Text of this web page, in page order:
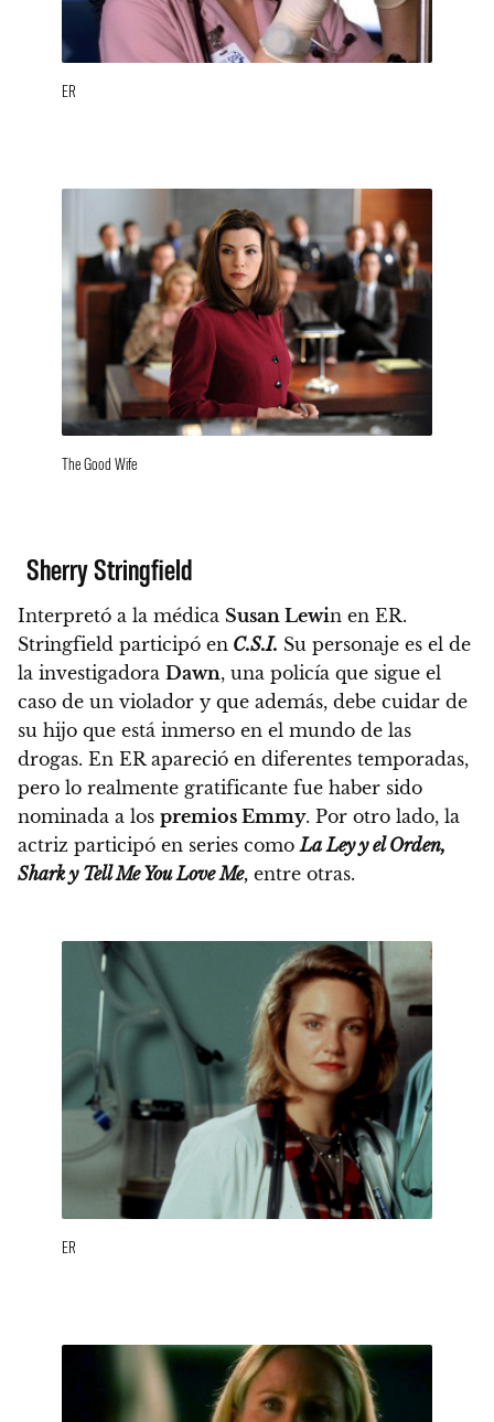
ER
The Good Wife
Sherry Stringfield
Interpretó a la médica Susan Lewin en ER.
Stringfield participó en C.S.I. Su personaje es el de
la investigadora Dawn, una policía que sigue el
caso de un violador y que además, debe cuidar de
su hijo que está inmerso en el mundo de las
drogas. En ER apareció en diferentes temporadas,
pero lo realmente gratificante fue haber sido
nominada a los premios Emmy. Por otro lado, la
actriz participó en series como La Ley y el Orden,
Shark y Tell Me You Love Me, entre otras.
ER